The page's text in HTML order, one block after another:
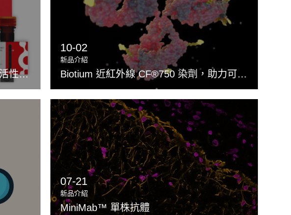
Enhanced CCK-8，30分鐘完成細胞活性測定
10-02
新品介紹
Biotium 近紅外線 CF®750 染劑，助力可擴展性 coiled-coil 抗體-藥物偶聯物評估
07-21
新品介紹
MiniMab™ 單株抗體